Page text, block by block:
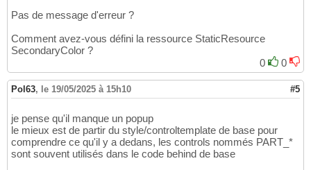
27
29
30
32
33
35
36
37
38
                                   Padding=
                        Grid.Column=
                        Background=
                        BorderBrush=
"{x:Null
                        Focusable=
Pas de message d'erreur ?
Comment avez-vous défini la ressource StaticResource
SecondaryColor ?
0
0
Pol63, le 19/05/2025 à 15h10 #5
je pense qu'il manque un popup
le mieux est de partir du style/controltemplate de base pour
comprendre ce qu'il y a dedans, les controls nommés PART_*
sont souvent utilisés dans le code behind de base